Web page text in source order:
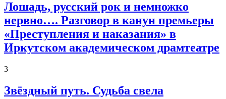
Лошадь, русский рок и немножко
нервно…. Разговор в канун премьеры
«Преступления и наказания» в
Иркутском академическом драмтеатре
3
Звёздный путь. Судьба свела